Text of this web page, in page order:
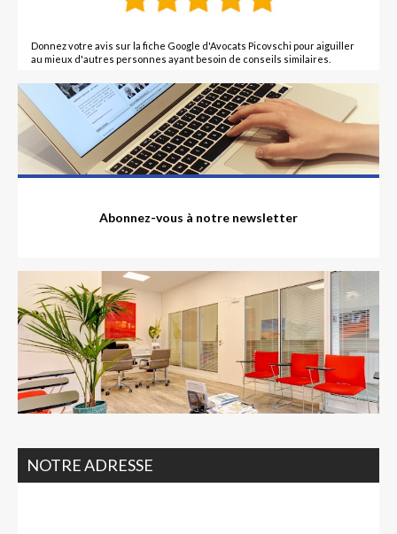
Donnez votre avis sur la fiche Google d'Avocats Picovschi pour aiguiller
au mieux d'autres personnes ayant besoin de conseils similaires.
Abonnez-vous à notre newsletter
NOTRE ADRESSE